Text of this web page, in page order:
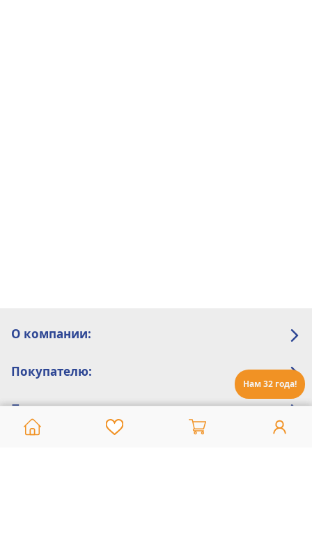
Нам 32 года!
О компании:
Покупателю:
Помощь: